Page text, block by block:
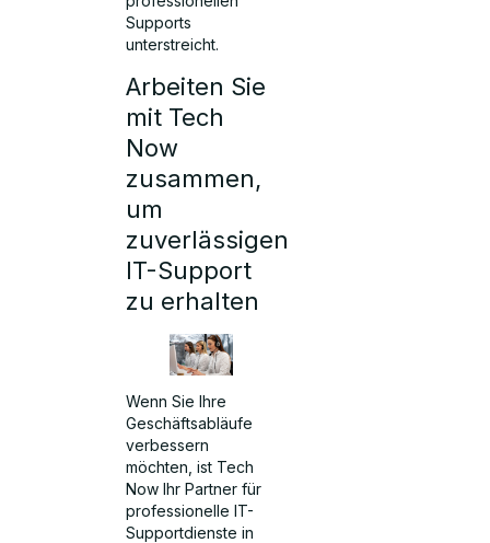
Supports
unterstreicht.
Arbeiten Sie
mit Tech
Now
zusammen,
um
zuverlässigen
IT-Support
zu erhalten
Wenn Sie Ihre
Geschäftsabläufe
verbessern
möchten, ist Tech
Now Ihr Partner für
professionelle IT-
Supportdienste in